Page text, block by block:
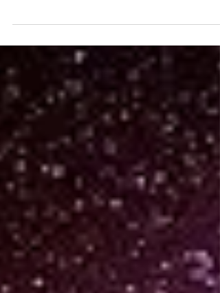
すごいことのような気がする私。 うちのお
ばあちゃんは45歳の時に主婦から文学小説
作家に転身し、90歳を越える今でも小説を
書き続けている。...